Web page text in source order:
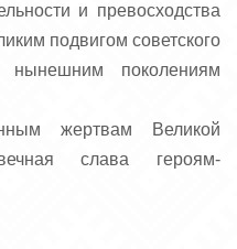
и превосходства
подвигом советского
нынешним поколениям
жертвам Великой
слава героям-